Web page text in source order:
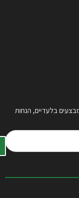
בלעדיים, הנחות